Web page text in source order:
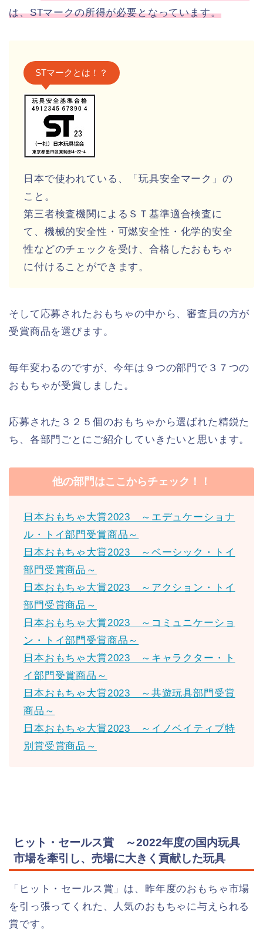
は、STマークの所得が必要となっています。
STマークとは！？
日本で使われている、「玩具安全マーク」の
こと。
第三者検査機関によるＳＴ基準適合検査に
て、機械的安全性・可燃安全性・化学的安全
性などのチェックを受け、合格したおもちゃ
に付けることができます。
そして応募されたおもちゃの中から、審査員の方が
受賞商品を選びます。
毎年変わるのですが、今年は９つの部門で３７つの
おもちゃが受賞しました。
応募された３２５個のおもちゃから選ばれた精鋭た
ち、各部門ごとにご紹介していきたいと思います。
他の部門はここからチェック！！
日本おもちゃ大賞2023 ～エデュケーショナ
ル・トイ部門受賞商品～
日本おもちゃ大賞2023 ～ベーシック・トイ
部門受賞商品～
日本おもちゃ大賞2023 ～アクション・トイ
部門受賞商品～
日本おもちゃ大賞2023 ～コミュニケーショ
ン・トイ部門受賞商品～
日本おもちゃ大賞2023 ～キャラクター・ト
イ部門受賞商品～
日本おもちゃ大賞2023 ～共遊玩具部門受賞
商品～
日本おもちゃ大賞2023 ～イノベイティブ特
別賞受賞商品～
ヒット・セールス賞 ～2022年度の国内玩具
市場を牽引し、売場に大きく貢献した玩具
「ヒット・セールス賞」は、昨年度のおもちゃ市場
を引っ張ってくれた、人気のおもちゃに与えられる
賞です。